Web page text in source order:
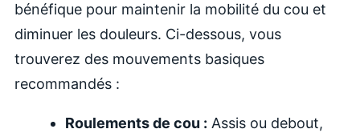
bénéfique pour maintenir la mobilité du cou et
diminuer les douleurs. Ci-dessous, vous
trouverez des mouvements basiques
recommandés :
Roulements de cou : Assis ou debout,